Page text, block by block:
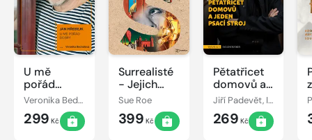
U mě
pořád
dobrý
Veronika Bednářová, Jan Hřebejk
299 Kč
Surrealisté
- Jejich
bouřlivé
Sue Roe
399 Kč
Pětatřicet
domovů a
jeden psacíJiří Padevět, Ivan Kraus
269 Kč